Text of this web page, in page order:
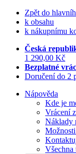
Zpět do
k obsahu
k nákupnímu
Česká
1 290,00 Kč
Bezplatné
Doručení do 2
Nápověda
Kde je
Vrácení
Náklady
Všechna